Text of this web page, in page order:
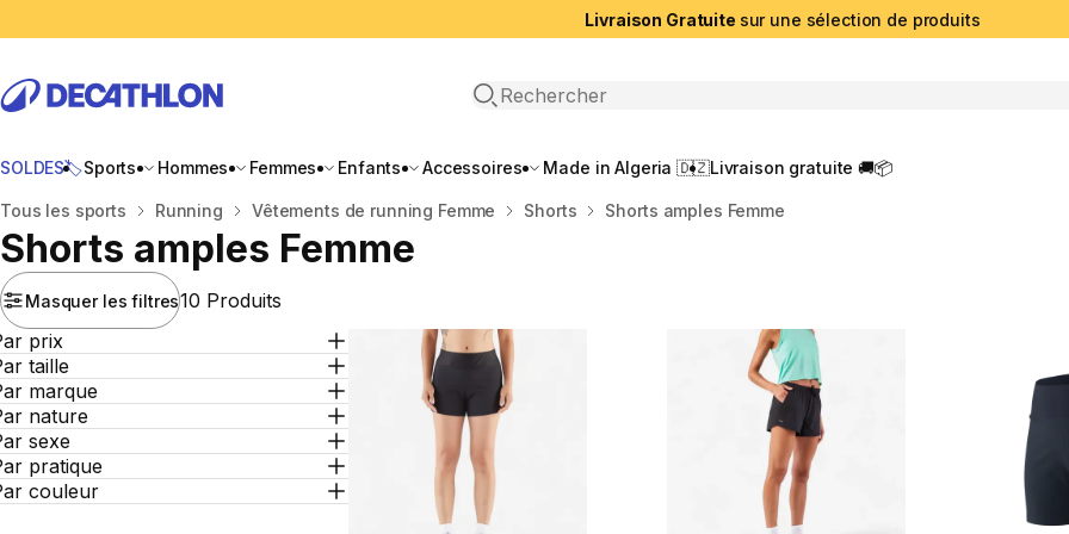
Livraison Gratuite sur une sélection de produits
Recherche ouverte
SOLDES🏷️Sports Hommes Femmes Enfants Accessoires Made in Algeria 🇩🇿Livraison gratuite 🚚📦
Accueil
Tous les sports Running Vêtements de running Femme Shorts Shorts amples Femme
Shorts amples Femme
Masquer les filtres10 Produits
prix
taille
marque
nature
sexe
pratique
couleur